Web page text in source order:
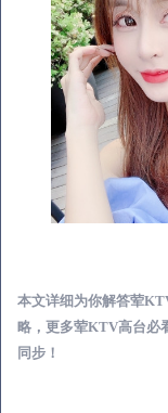
本文详细为你解答荤
略，更多荤KTV高台必
同步！